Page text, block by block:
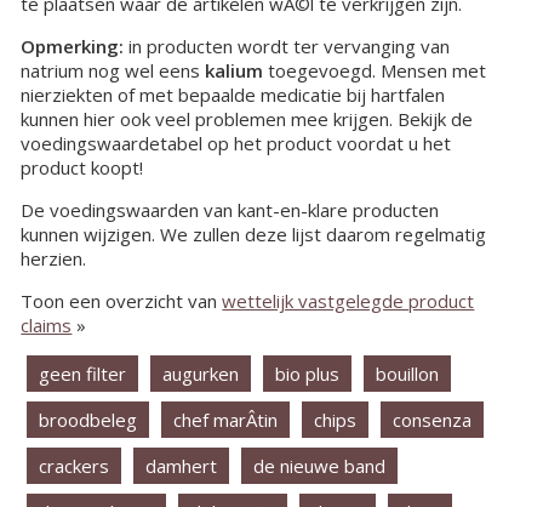
Opmerking: in producten wordt ter vervanging van
natrium nog wel eens kalium toegevoegd. Mensen met
nierziekten of met bepaalde medicatie bij hartfalen
kunnen hier ook veel problemen mee krijgen. Bekijk de
voedingswaardetabel op het product voordat u het
product koopt!
De voedingswaarden van kant-en-klare producten
kunnen wijzigen. We zullen deze lijst daarom regelmatig
herzien.
Toon een overzicht vanwettelijk vastgelegde product
claims »
geen filter
augurken bio plus
bouillon
broodbeleg
chef marÂ­tin chips
consenza
crackers
damhert
de nieuwe band